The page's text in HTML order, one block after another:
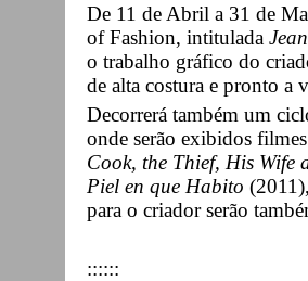
De 11 de Abril a 31 de
of Fashion, intitulada
o trabalho gráfico do
de alta costura e pronto a
Decorrerá também um
onde serão exibidos
Cook, the Thief, His Wife
Piel en que Habito
para o criador serão
::::::